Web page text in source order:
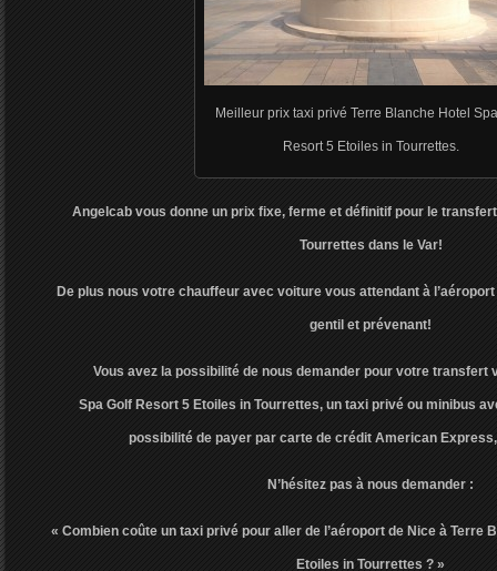
Meilleur prix taxi privé Terre Blanche Hotel
Resort 5 Etoiles in Tourrettes.
Angelcab vous donne un prix fixe, ferme et définitif pour le
Tourrettes dans le Var!
De plus nous votre chauffeur avec voiture vous attendant à
gentil et prévenant!
Vous avez la possibilité de nous demander pour votre transfert
Spa Golf Resort 5 Etoiles in Tourrettes, un taxi privé ou minibus
possibilité de payer par carte de crédit American
N’hésitez pas à nous demander :
« Combien coûte un taxi privé pour aller de l’aéroport de Nice à Terre
Etoiles in Tourrettes ? »